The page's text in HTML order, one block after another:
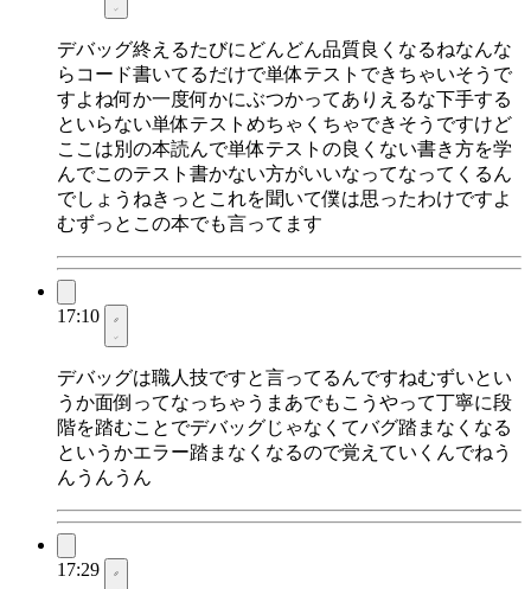
デバッグ終えるたびにどんどん品質良くなるねなんな
らコード書いてるだけで単体テストできちゃいそうで
すよね何か一度何かにぶつかってありえるな下手する
といらない単体テストめちゃくちゃできそうですけど
ここは別の本読んで単体テストの良くない書き方を学
んでこのテスト書かない方がいいなってなってくるん
でしょうねきっとこれを聞いて僕は思ったわけですよ
むずっとこの本でも言ってます
17:10
デバッグは職人技ですと言ってるんですねむずいとい
うか面倒ってなっちゃうまあでもこうやって丁寧に段
階を踏むことでデバッグじゃなくてバグ踏まなくなる
というかエラー踏まなくなるので覚えていくんでねう
んうんうん
17:29